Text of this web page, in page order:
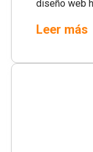
diseño web
sencilla para
diseñado
Leer más